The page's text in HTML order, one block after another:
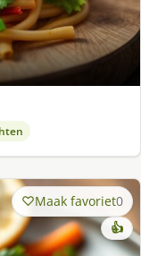
Maak favoriet0
👍